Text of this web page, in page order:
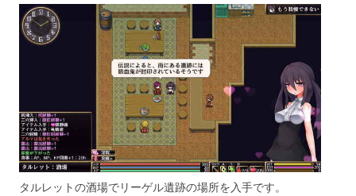
タルレットの酒場でリーゲル遺跡の場所を入手です。